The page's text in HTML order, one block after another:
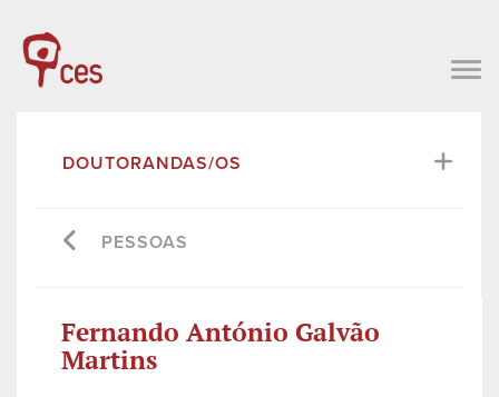
DOUTORANDAS/OS
PESSOAS
Fernando António Galvão
Martins